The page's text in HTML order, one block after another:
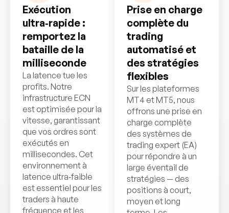
Exécution
ultra‑rapide :
remportez la
bataille de la
milliseconde
La latence tue les
profits. Notre
infrastructure ECN
est optimisée pour la
vitesse, garantissant
que vos ordres sont
exécutés en
millisecondes. Cet
environnement à
latence ultra‑faible
est essentiel pour les
traders à haute
fréquence et les
Prise en charge
complète du
trading
automatisé et
des stratégies
flexibles
Sur les plateformes
MT4 et MT5, nous
offrons une prise en
charge complète
des systèmes de
trading expert (EA)
pour répondre à un
large éventail de
stratégies — des
positions à court,
moyen et long